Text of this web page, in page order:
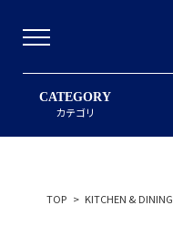
CATEGORY
カテゴリ
TOP > KITCHEN & DINING